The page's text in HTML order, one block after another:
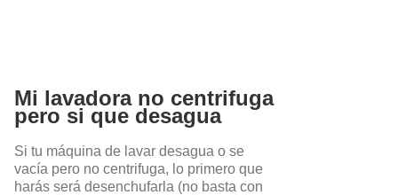
Mi lavadora no centrifuga
pero si que desagua
Si tu máquina de lavar desagua o se
vacía pero no centrifuga, lo primero que
harás será desenchufarla (no basta con